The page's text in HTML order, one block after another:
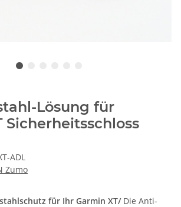
Lösung für
Sicherheitsschloss
ADL
Zumo
für Ihr Garmin XT/Die Anti-